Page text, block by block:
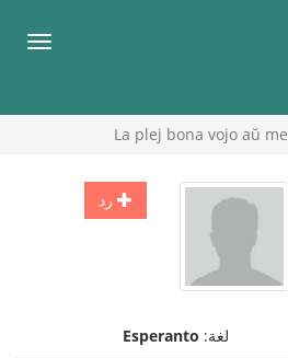
قائمة
La plej bona vojo aŭ
رد
لغة: Esperanto